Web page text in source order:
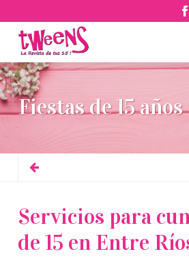
Fiestas de 15
Servicios para
de 15 en Entre